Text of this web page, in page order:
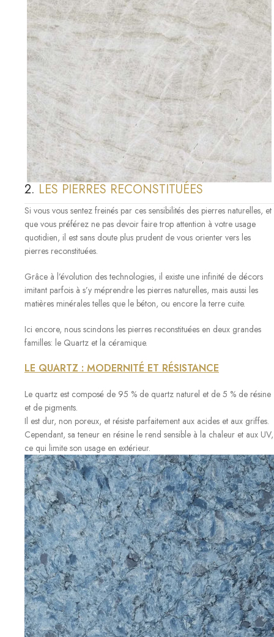
2. LES PIERRES RECONSTITUÉES
Si vous vous sentez freinés par ces sensibilités des pierres naturelles, et
que vous préférez ne pas devoir faire trop attention à votre usage
quotidien, il est sans doute plus prudent de vous orienter vers les
pierres reconstituées.
Grâce à l’évolution des technologies, il existe une infinité de décors
imitant parfois à s’y méprendre les pierres naturelles, mais aussi les
matières minérales telles que le béton, ou encore la terre cuite.
Ici encore, nous scindons les pierres reconstituées en deux grandes
familles: le Quartz et la céramique.
LE QUARTZ : MODERNITÉ ET RÉSISTANCE
Le quartz est composé de 95 % de quartz naturel et de 5 % de résine
et de pigments.
Il est dur, non poreux, et résiste parfaitement aux acides et aux griffes.
Cependant, sa teneur en résine le rend sensible à la chaleur et aux UV,
ce qui limite son usage en extérieur.